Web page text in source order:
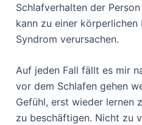
Schlafverhalten der
kann zu einer
Syndrom verursachen.
Auf jeden Fall fällt es mir
vor dem Schlafen gehen
Gefühl, erst wieder lernen
zu beschäftigen. Nicht zu